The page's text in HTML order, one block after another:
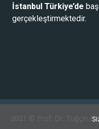
İstanbul Türkiye’de
gerçekleştirmektedir.
2021 © Prof. Dr. Tuğçin